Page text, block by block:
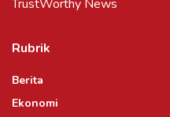
TrustWorthy News
Rubrik
Berita
Ekonomi